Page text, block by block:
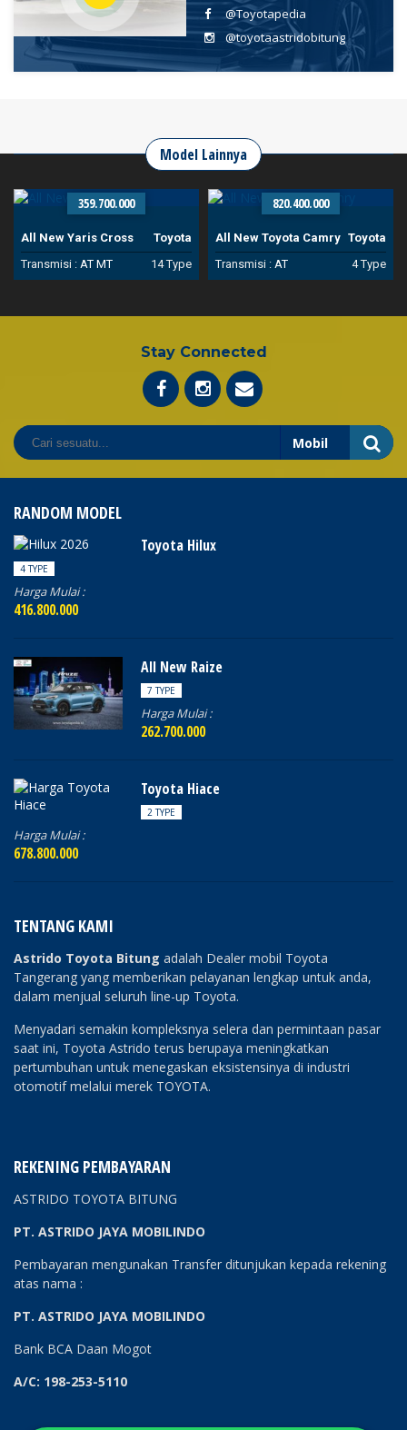
@Toyotapedia
@toyotaastridobitung
Model Lainnya
359.700.000
All New Yaris Cross
Toyota
Transmisi : AT MT 14 Type
820.400.000
All New Toyota Camry Toyota
Transmisi : AT 4 Type
Stay Connected
RANDOM MODEL
Toyota Hilux
4 TYPE
Harga Mulai :
416.800.000
All New Raize
7 TYPE
Harga Mulai :
262.700.000
Toyota Hiace
2 TYPE
Harga Mulai :
678.800.000
TENTANG KAMI
Astrido Toyota Bitung adalah Dealer mobil Toyota
Tangerang yang memberikan pelayanan lengkap untuk anda,
dalam menjual seluruh line-up Toyota.
Menyadari semakin kompleksnya selera dan permintaan pasar
saat ini, Toyota Astrido terus berupaya meningkatkan
pertumbuhan untuk menegaskan eksistensinya di industri
otomotif melalui merek TOYOTA.
REKENING PEMBAYARAN
ASTRIDO TOYOTA BITUNG
PT. ASTRIDO JAYA MOBILINDO
Pembayaran mengunakan Transfer ditunjukan kepada rekening
atas nama :
PT. ASTRIDO JAYA MOBILINDO
Bank BCA Daan Mogot
A/C: 198-253-5110